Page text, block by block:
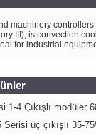
machinery
III), is convection
for industrial
1-4 Çıkışlı modüler
Serisi üç çıkışlı 35-